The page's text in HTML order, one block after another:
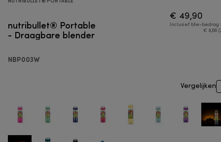
nutribullet® Portable
- Draagbare blender
NBP003W
€ 49,90
Inclusief btw-bedrag
€ 8,66
Vergelijken